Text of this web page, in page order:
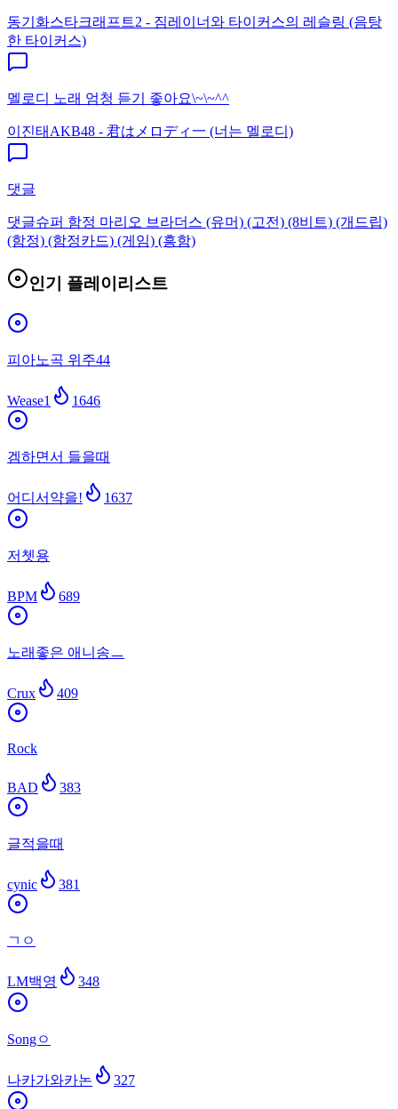
동기화스타크래프트2 - 짐레이너와 타이커스의 레슬링 (음탕
한 타이커스)
멜로디 노래 엄청 듣기 좋아요\~\~^^
이진태 AKB48 - 君はメロディ一 (너는 멜로디)
댓글
댓글슈퍼 함정 마리오 브라더스 (유머) (고전) (8비트) (개드립)
(함정) (함정카드) (게임) (흥함)
인기 플레이리스트
피아노곡 위주44
Wease1 1646
겜하면서 들을때
어디서약을! 1637
저쳇용
BPM 689
노래좋은 애니송ㅡ
Crux 409
Rock
BAD 383
글적을때
cynic 381
ㄱㅇ
LM백영 348
Songㅇ
나카가와카논 327